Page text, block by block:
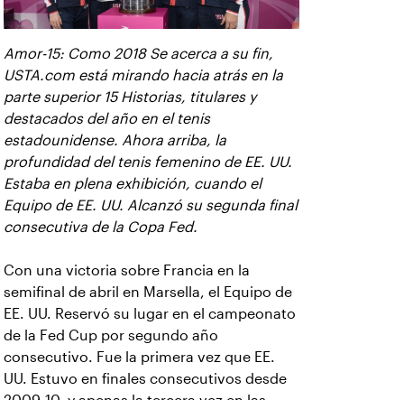
Amor-15: Como 2018 Se acerca a su fin,
USTA.com está mirando hacia atrás en la
parte superior 15 Historias, titulares y
destacados del año en el tenis
estadounidense. Ahora arriba, la
profundidad del tenis femenino de EE. UU.
Estaba en plena exhibición, cuando el
Equipo de EE. UU. Alcanzó su segunda final
consecutiva de la Copa Fed.
Con una victoria sobre Francia en la
semifinal de abril en Marsella, el Equipo de
EE. UU. Reservó su lugar en el campeonato
de la Fed Cup por segundo año
consecutivo. Fue la primera vez que EE.
UU. Estuvo en finales consecutivos desde